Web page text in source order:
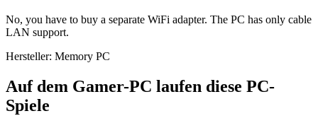
No, you have to buy a separate WiFi adapter. The PC has only cable
LAN support.
Hersteller: Memory PC
Auf dem Gamer-PC laufen diese PC-
Spiele